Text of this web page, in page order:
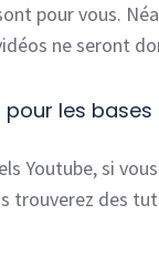
pour vous.
ne seront
les
Youtube, si
trouverez des